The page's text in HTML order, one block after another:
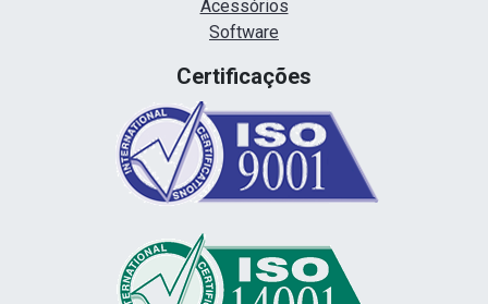
Acessórios
Software
Certificações